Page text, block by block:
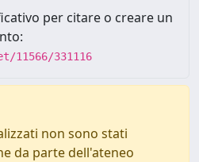
per citare o creare un
331116
non sono stati
da parte dell'ateneo